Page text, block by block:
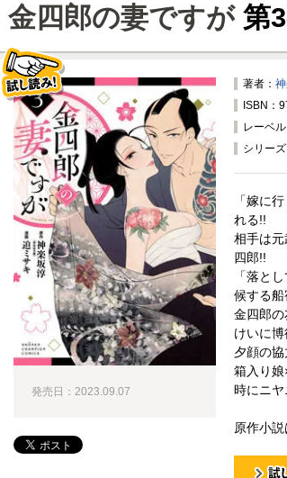
金四郎の妻ですが第
著者：
ISBN：
レーベル
シリーズ
「嫁に
れる!!
相手は
四郎!!
「落と
候する
金四郎
けいに
夕顔の
箱入り
時にニ
原作小
試し読み！
発売日：2023.09.07